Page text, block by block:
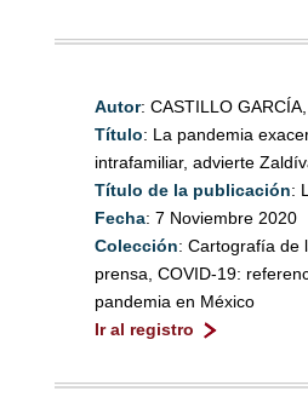
Autor: CASTILLO
Título: La pandemia
intrafamiliar, advierte
Título de la publicación:
Fecha: 7 Noviembre 2020
Colección: Cartografía de
prensa, COVID-19:
pandemia en México
Ir al registro